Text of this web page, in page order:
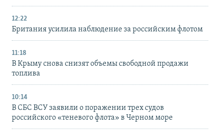
12:22
Британия усилила наблюдение за российским флотом
11:18
В Крыму снова снизят объемы свободной продажи
топлива
10:14
В СБС ВСУ заявили о поражении трех судов
российского «теневого флота» в Черном море